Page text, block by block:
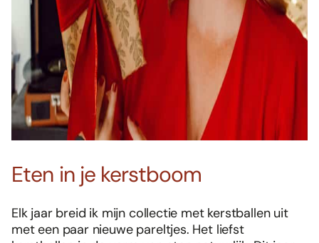
Eten in je kerstboom
Elk jaar breid ik mijn collectie met kerstballen uit
met een paar nieuwe pareltjes. Het liefst